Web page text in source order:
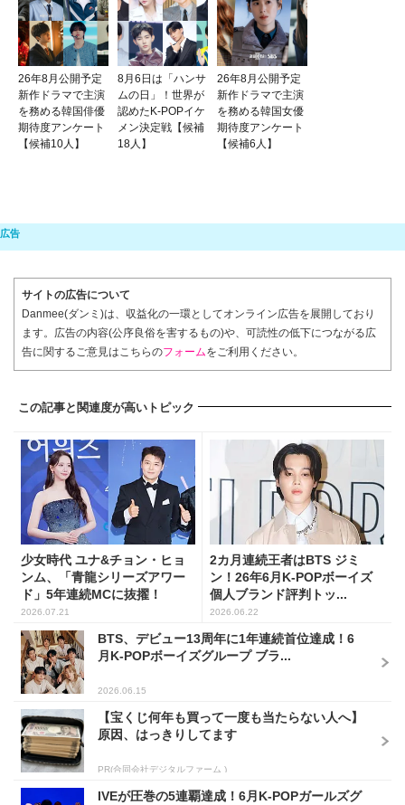
26年8月公開予定
新作ドラマで主演
を務める韓国俳優
期待度アンケート
【候補10人】
8月6日は「ハンサ
ムの日」！世界が
認めたK-POPイケ
メン決定戦【候補
18人】
26年8月公開予定
新作ドラマで主演
を務める韓国女優
期待度アンケート
【候補6人】
サイトの広告について
Danmee(ダンミ)は、収益化の一環としてオンライン広告を展開しており
ます。広告の内容(公序良俗を害するもの)や、可読性の低下につながる広
告に関するご意見はこちらのフォームをご利用ください。
この記事と関連度が高いトピック
少女時代 ユナ&チョン・ヒョ
ンム、「青龍シリーズアワー
ド」5年連続MCに抜擢！
2026.07.21
2カ月連続王者はBTS ジミ
ン！26年6月K-POPボーイズ
個人ブランド評判トッ...
2026.06.22
BTS、デビュー13周年に1年連続首位達成！6
月K-POPボーイズグループ ブラ...
2026.06.15
【宝くじ何年も買って一度も当たらない人へ】
原因、はっきりしてます
PR(合同会社デジタルファーム )
IVEが圧巻の5連覇達成！6月K-POPガールズグ